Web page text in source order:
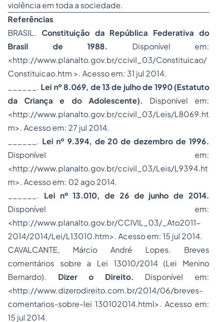
violência em toda a sociedade.
Referências
BRASIL. Constituição da República Federativa do
Brasil de 1988. Disponível em:
<http://www.planalto.gov.br/ccivil_03/Constituicao/
Constituicao.htm >. Acesso em: 31 jul 2014.
______. Lei nº 8.069, de 13 de julho de 1990 (Estatuto
da Criança e do Adolescente). Disponível em:
<http://www.planalto.gov.br/ccivil_03/Leis/L8069.ht
m>. Acesso em: 27 jul 2014.
______. Lei nº 9.394, de 20 de dezembro de 1996.
Disponível em:
<http://www.planalto.gov.br/ccivil_03/Leis/L9394.ht
m>. Acesso em: 02 ago 2014.
______. Lei nº 13.010, de 26 de junho de 2014.
Disponível em:
<http://www.planalto.gov.br/CCIVIL_03/_Ato2011-
2014/2014/Lei/L13010.htm>. Acesso em: 15 jul 2014.
CAVALCANTE, Márcio André Lopes. Breves
comentários sobre a Lei 13010/2014 (Lei Menino
Bernardo). Dizer o Direito. Disponível em:
<http://www.dizerodireito.com.br/2014/06/breves-
comentarios-sobre-lei 130102014.html>. Acesso em:
15 jul 2014.